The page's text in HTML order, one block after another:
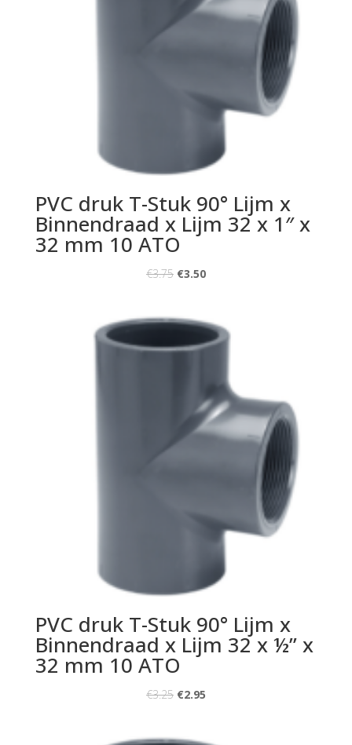
PVC druk T-Stuk 90° Lijm x
Binnendraad x Lijm 32 x 1″ x
32 mm 10 ATO
€3.75 €3.50
PVC druk T-Stuk 90° Lijm x
Binnendraad x Lijm 32 x ½” x
32 mm 10 ATO
€3.25 €2.95